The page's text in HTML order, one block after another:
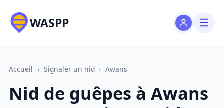
WASPP
Accueil › Signaler un nid › Awans
Nid de guêpes à Awans